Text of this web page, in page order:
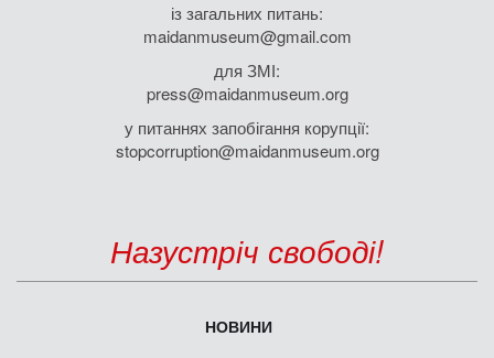
із загальних питань:
maidanmuseum@gmail.com
для ЗМІ:
press@maidanmuseum.org
у питаннях запобігання корупції:
stopcorruption@maidanmuseum.org
Назустріч свободі!
НОВИНИ